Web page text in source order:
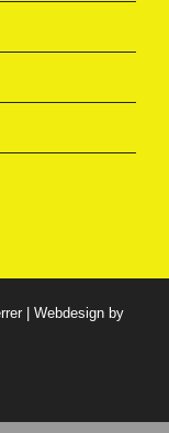
| Webdesign by